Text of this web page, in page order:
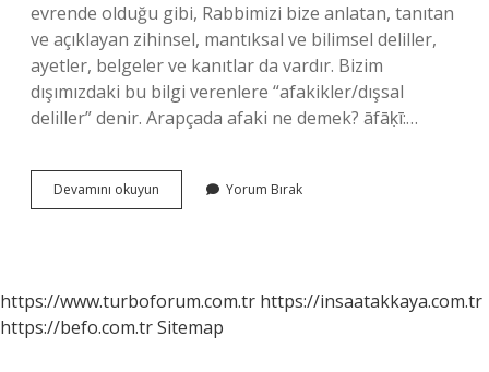
evrende olduğu gibi, Rabbimizi bize anlatan, tanıtan
ve açıklayan zihinsel, mantıksal ve bilimsel deliller,
ayetler, belgeler ve kanıtlar da vardır. Bizim
dışımızdaki bu bilgi verenlere “afakikler/dışsal
deliller” denir. Arapçada afaki ne demek? āfāḳī:…
Devamını okuyun
Afaki
Yorum Bırak
https://www.turboforum.com.tr https://insaatakkaya.com.tr
https://befo.com.trSitemap